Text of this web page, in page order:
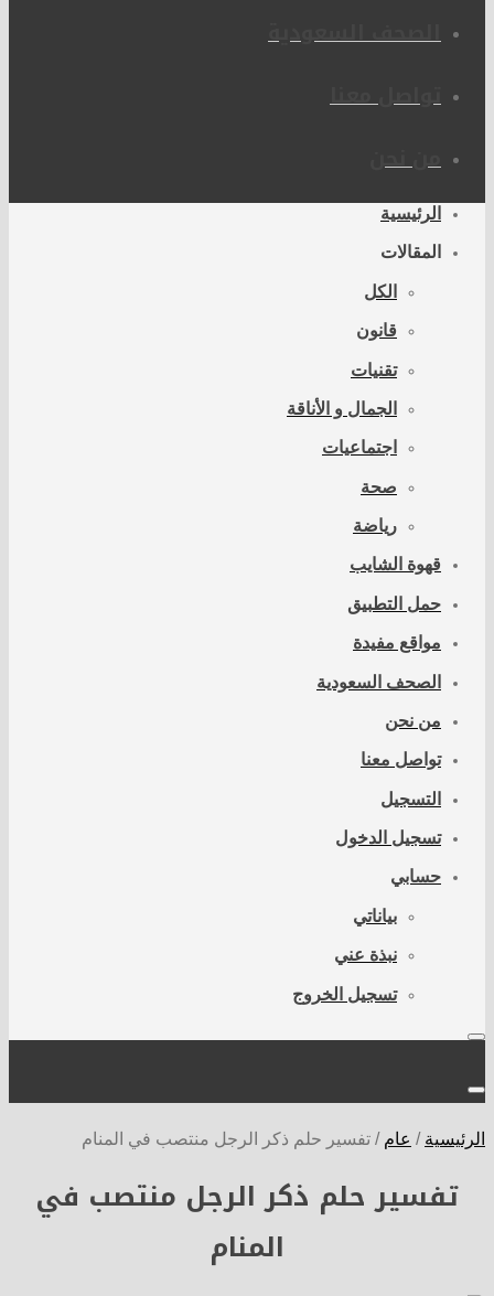
الصحف السعودية
تواصل معنا
من نحن
الرئيسية
المقالات
الكل
قانون
تقنيات
الجمال و الأناقة
اجتماعيات
صحة
رياضة
قهوة الشايب
حمل التطبيق
مواقع مفيدة
الصحف السعودية
من نحن
تواصل معنا
التسجيل
تسجيل الدخول
حسابي
بياناتي
نبذة عني
تسجيل الخروج
الرئيسية / عام / تفسير حلم ذكر الرجل منتصب في المنام
تفسير حلم ذكر الرجل منتصب في
المنام